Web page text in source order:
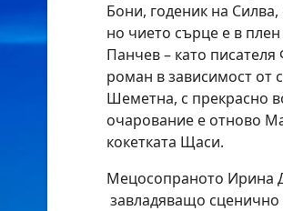
Бони, годеник на
но чието сърце е в
Панчев – като
роман в зависимост от
Шеметна, с прекрасно
очарование е отново
кокетката Щаси.
Мецосопраното Ирина
завладяващо сценично